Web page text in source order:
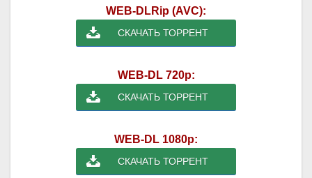
WEB-DLRip (AVC):
СКАЧАТЬ ТОРРЕНТ
WEB-DL 720p:
СКАЧАТЬ ТОРРЕНТ
WEB-DL 1080p:
СКАЧАТЬ ТОРРЕНТ